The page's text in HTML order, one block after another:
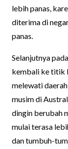
lebih panas,
diterima di
panas.
Selanjutnya
kembali ke titik
melewati
musim di
dingin berubah
mulai terasa
dan tumbuh-